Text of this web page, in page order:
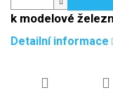
k modelové
Detailní informace